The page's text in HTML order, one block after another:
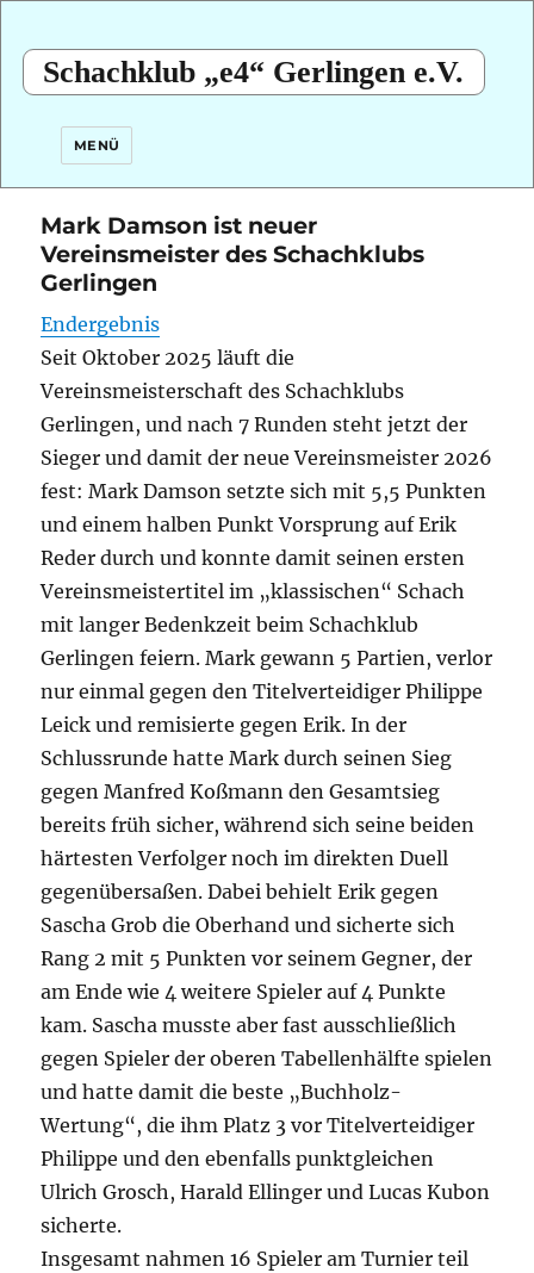
Schachklub „e4“ Gerlingen e.V.
MENÜ
Mark Damson ist neuer
Vereinsmeister des Schachklubs
Gerlingen
Endergebnis
Seit Oktober 2025 läuft die
Vereinsmeisterschaft des Schachklubs
Gerlingen, und nach 7 Runden steht jetzt der
Sieger und damit der neue Vereinsmeister 2026
fest: Mark Damson setzte sich mit 5,5 Punkten
und einem halben Punkt Vorsprung auf Erik
Reder durch und konnte damit seinen ersten
Vereinsmeistertitel im „klassischen“ Schach
mit langer Bedenkzeit beim Schachklub
Gerlingen feiern. Mark gewann 5 Partien, verlor
nur einmal gegen den Titelverteidiger Philippe
Leick und remisierte gegen Erik. In der
Schlussrunde hatte Mark durch seinen Sieg
gegen Manfred Koßmann den Gesamtsieg
bereits früh sicher, während sich seine beiden
härtesten Verfolger noch im direkten Duell
gegenübersaßen. Dabei behielt Erik gegen
Sascha Grob die Oberhand und sicherte sich
Rang 2 mit 5 Punkten vor seinem Gegner, der
am Ende wie 4 weitere Spieler auf 4 Punkte
kam. Sascha musste aber fast ausschließlich
gegen Spieler der oberen Tabellenhälfte spielen
und hatte damit die beste „Buchholz-
Wertung“, die ihm Platz 3 vor Titelverteidiger
Philippe und den ebenfalls punktgleichen
Ulrich Grosch, Harald Ellinger und Lucas Kubon
sicherte.
Insgesamt nahmen 16 Spieler am Turnier teil